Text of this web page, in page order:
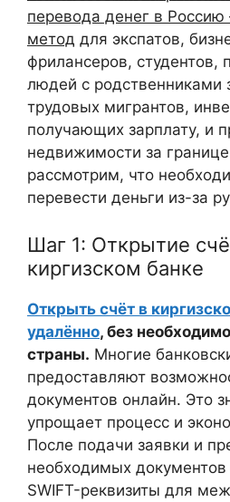
перевода денег в
метод для экспатов,
фрилансеров, студентов,
людей с родственниками
трудовых мигрантов,
получающих зарплату, и
недвижимости за
рассмотрим, что
перевести деньги из-за
Шаг 1: Открытие
киргизском банке
Открыть счёт в
удалённо, без
страны. Многие
предоставляют
документов онлайн. Это
упрощает процесс и
После подачи заявки и
необходимых документов
SWIFT-реквизиты для